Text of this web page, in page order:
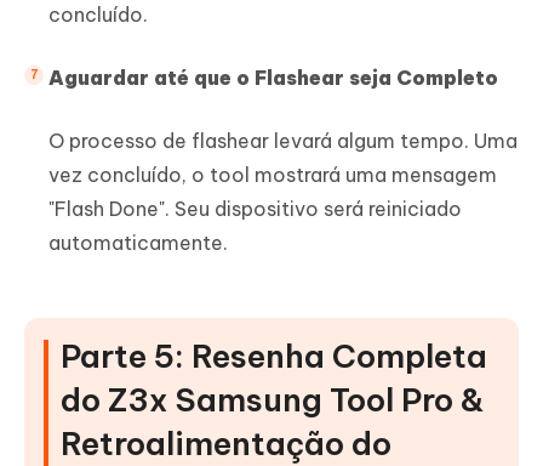
concluído.
Aguardar até que o Flashear seja Completo
O processo de flashear levará algum tempo. Uma
vez concluído, o tool mostrará uma mensagem
"Flash Done". Seu dispositivo será reiniciado
automaticamente.
Parte 5: Resenha Completa
do Z3x Samsung Tool Pro &
Retroalimentação do